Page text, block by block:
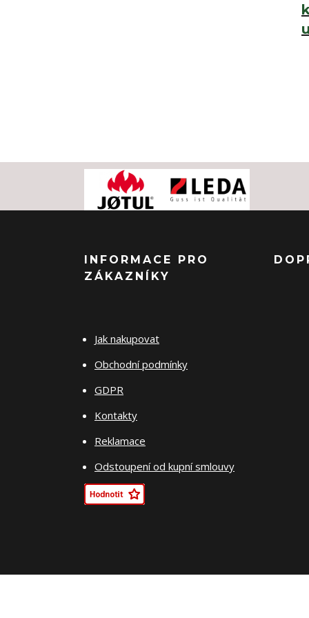
INFORMACE PRO
ZÁKAZNÍKY
Jak nakupovat
Obchodní podmínky
GDPR
Kontakty
Reklamace
Odstoupení od kupní smlouvy